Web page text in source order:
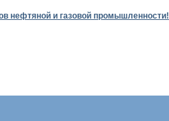
нефтяной и газовой промышленности!